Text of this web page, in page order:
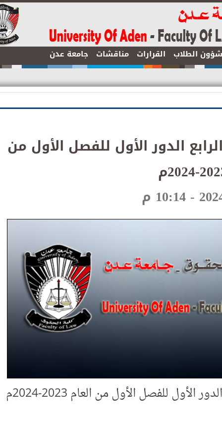
الطلاب القرارات مناقشات جامعة عدن
الدور الأول للفصل الأول من
للفصل الأول من العام 2023-2024م